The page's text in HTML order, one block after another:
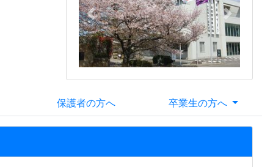
Previous Next
保護者の方へ 卒業生の方へ